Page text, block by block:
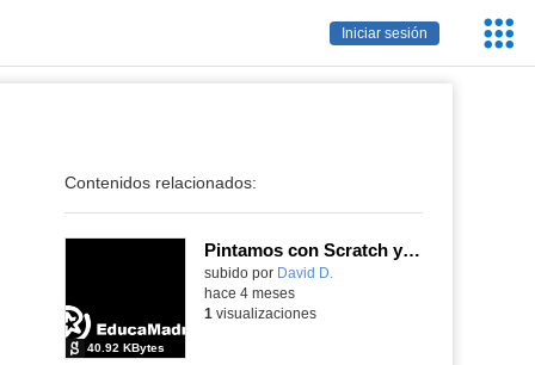
Iniciar sesión
Contenidos relacionados:
Pintamos con Scratch y Click and Play
Contenido educativo.
subido por David D.
40.92 KBytes
hace 4 meses
1 visualizaciones